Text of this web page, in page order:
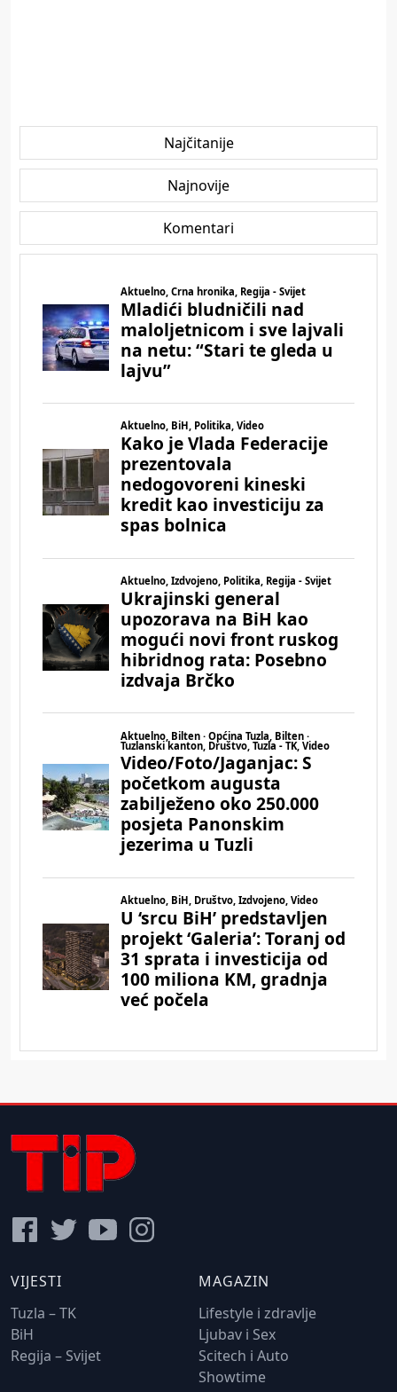
Najčitanije
Najnovije
Komentari
VIJESTI
Tuzla – TK
BiH
Regija – Svijet
MAGAZIN
Lifestyle i zdravlje
Ljubav i Sex
Scitech i Auto
Showtime